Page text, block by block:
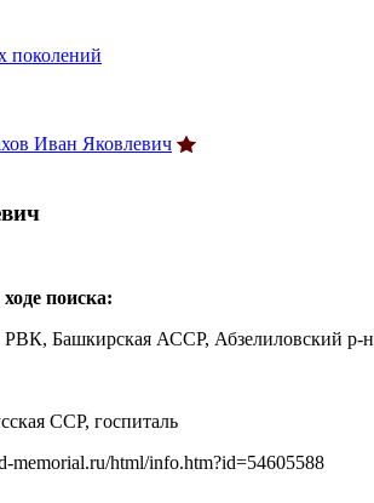
поколений
Иван Яковлевич
поиска:
РВК, Башкирская АССР, Абзелиловский р-н
ССР, госпиталь
memorial.ru/html/info.htm?id=54605588